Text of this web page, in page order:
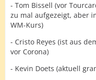
- Tom Bissell (vor
zu mal aufgezeigt, aber
WM-Kurs)
- Cristo Reyes (ist aus
vor Corona)
- Kevin Doets (aktuell